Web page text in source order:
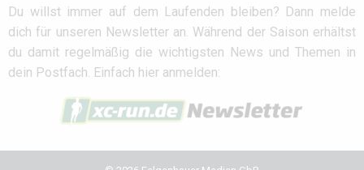
Du willst immer auf dem Laufenden bleiben? Dann melde
dich für unseren Newsletter an. Während der Saison erhältst
du damit regelmäßig die wichtigsten News und Themen in
dein Postfach. Einfach hier anmelden: